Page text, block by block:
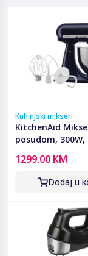
Kuhinjski mikseri
KitchenAid
posudom,
1299.00 KM
Dodaj u